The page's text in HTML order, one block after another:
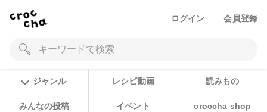
ログイン 会員登録
ジャンル レシピ動画 読みもの
みんなの投稿 イベント croccha shop